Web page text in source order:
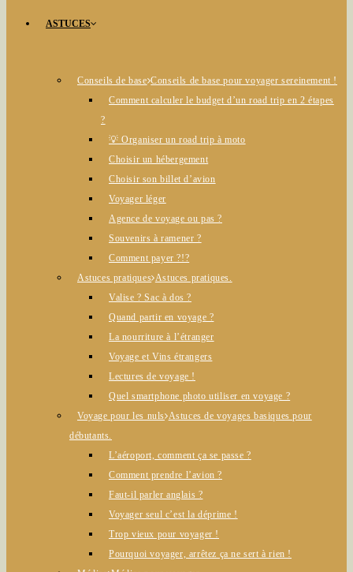
ASTUCES
Conseils de base Conseils de base pour voyager sereinement !
Comment calculer le budget d’un road trip en 2 étapes
?
💡 Organiser un road trip à moto
Choisir un hébergement
Choisir son billet d’avion
Voyager léger
Agence de voyage ou pas ?
Souvenirs à ramener ?
Comment payer ?!?
Astuces pratiques Astuces pratiques.
Valise ? Sac à dos ?
Quand partir en voyage ?
La nourriture à l’étranger
Voyage et Vins étrangers
Lectures de voyage !
Quel smartphone photo utiliser en voyage ?
Voyage pour les nuls Astuces de voyages basiques pour
débutants.
L’aéroport, comment ça se passe ?
Comment prendre l’avion ?
Faut-il parler anglais ?
Voyager seul c’est la déprime !
Trop vieux pour voyager !
Pourquoi voyager, arrêtez ça ne sert à rien !